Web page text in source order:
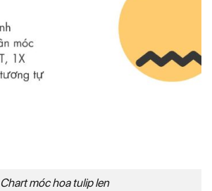
Chart móc hoa tulip len